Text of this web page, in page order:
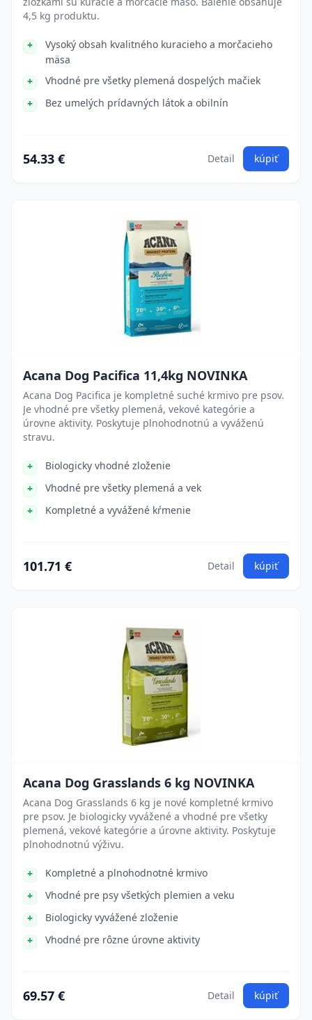
4,5 kg produktu.
Vysoký obsah kvalitného kuracieho a morčacieho
mäsa
Vhodné pre všetky plemená dospelých mačiek
Bez umelých prídavných látok a obilnín
54.33 € Detail kúpiť
Acana Dog Pacifica 11,4kg NOVINKA
Acana Dog Pacifica je kompletné suché krmivo pre psov.
Je vhodné pre všetky plemená, vekové kategórie a
úrovne aktivity. Poskytuje plnohodnotnú a vyváženú
stravu.
Biologicky vhodné zloženie
Vhodné pre všetky plemená a vek
Kompletné a vyvážené kŕmenie
101.71 € Detail kúpiť
Acana Dog Grasslands 6 kg NOVINKA
Acana Dog Grasslands 6 kg je nové kompletné krmivo
pre psov. Je biologicky vyvážené a vhodné pre všetky
plemená, vekové kategórie a úrovne aktivity. Poskytuje
plnohodnotnú výživu.
Kompletné a plnohodnotné krmivo
Vhodné pre psy všetkých plemien a veku
Biologicky vyvážené zloženie
Vhodné pre rôzne úrovne aktivity
69.57 € Detail kúpiť